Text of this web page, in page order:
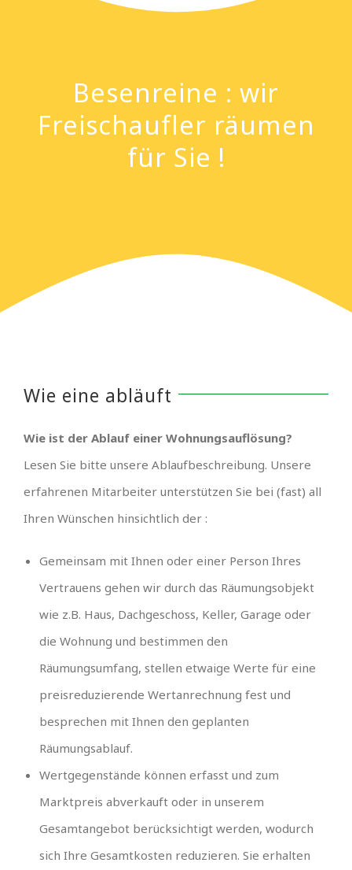
Besenreine : wir
Freischaufler räumen
für Sie !
Wie eine abläuft
Wie ist der Ablauf einer Wohnungsauflösung?
Lesen Sie bitte unsere Ablaufbeschreibung. Unsere
erfahrenen Mitarbeiter unterstützen Sie bei (fast) all
Ihren Wünschen hinsichtlich der :
Gemeinsam mit Ihnen oder einer Person Ihres
Vertrauens gehen wir durch das Räumungsobjekt
wie z.B. Haus, Dachgeschoss, Keller, Garage oder
die Wohnung und bestimmen den
Räumungsumfang, stellen etwaige Werte für eine
preisreduzierende Wertanrechnung fest und
besprechen mit Ihnen den geplanten
Räumungsablauf.
Wertgegenstände können erfasst und zum
Marktpreis abverkauft oder in unserem
Gesamtangebot berücksichtigt werden, wodurch
sich Ihre Gesamtkosten reduzieren. Sie erhalten